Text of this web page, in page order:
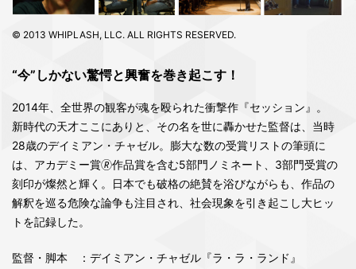
© 2013 WHIPLASH, LLC. ALL RIGHTS RESERVED.
“今”しかない驚愕と興奮を巻き起こす！
2014年、全世界の観客が魂を殴られた衝撃作『セッション』。
新時代の天才ここにありと、その名を世に轟かせた監督は、当時
28歳のデイミアン・チャゼル。膨大な数の受賞リストの筆頭に
は、アカデミー賞🄬作品賞を含む5部門ノミネート、3部門受賞の
刻印が燦然と輝く。日本でも破格の絶賛を浴びながらも、作品の
解釈を巡る危険な論争も注目され、社会現象を引き起こし大ヒッ
トを記録した。
監督・脚本
：デイミアン・チャゼル『ラ・ラ・ランド』